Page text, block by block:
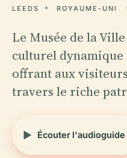
LEEDS ROYAUME-UNI
Le Musée de la
culturel
offrant aux
travers le riche
Écouter l'audioguide